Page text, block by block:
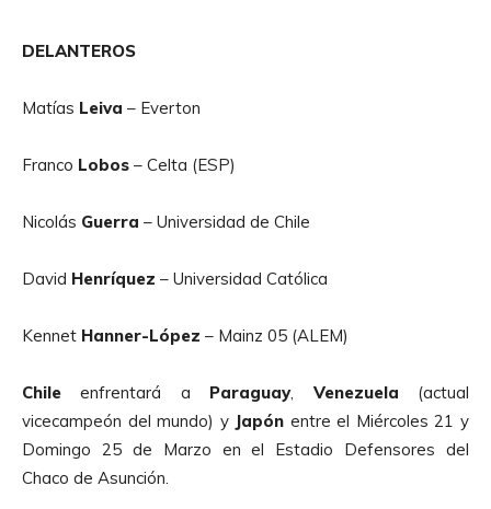
DELANTEROS
Matías Leiva – Everton
Franco Lobos – Celta (ESP)
Nicolás Guerra – Universidad de Chile
David Henríquez – Universidad Católica
Kennet Hanner-López – Mainz 05 (ALEM)
Chile enfrentará a Paraguay, Venezuela (actual
vicecampeón del mundo) y Japón entre el Miércoles 21 y
Domingo 25 de Marzo en el Estadio Defensores del
Chaco de Asunción.